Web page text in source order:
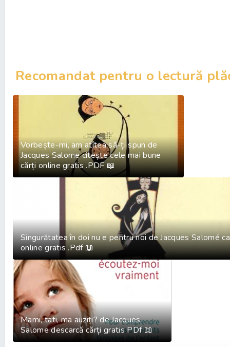
Recomandat pentru o lectură
Vorbește-mi, am atîtea să-ți spun de
Jacques Salome citește cele mai bune
cărți online gratis .PDF 📖
Singurătatea în doi nu e pentru noi de Jacques Salomé
online gratis .Pdf 📖
Mami, tati, ma auziți? de Jacques
Salome descarcă cărți gratis PDf 📖